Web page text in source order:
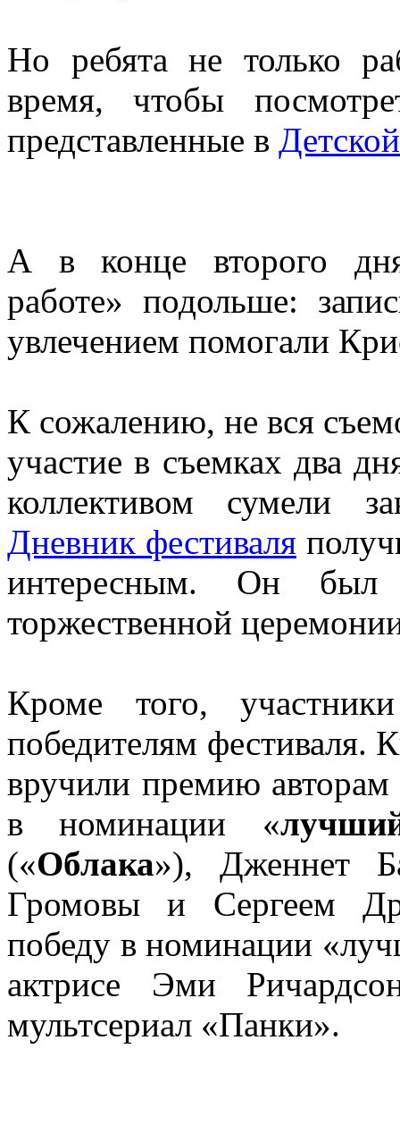
Но ребята не только
время, чтобы
представленные в
А в конце второго
работе» подольше:
увлечением помогали
К сожалению, не вся
участие в съемках два
коллективом сумели
Дневник фестиваля
интересным. Он был
торжественной
Кроме того,
победителям фестиваля.
вручили премию авторам
в номинации «
(«Облака»), Дженнет
Громовы и Сергеем
победу в номинации
актрисе Эми
мультсериал «Панки».